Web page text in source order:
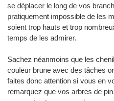
se déplacer le long de vos
pratiquement impossible de les
soient trop hauts et trop
temps de les admirer.
Sachez néanmoins que les
couleur brune avec des tâches
faites donc attention si vous en
remarquez que vos arbres de